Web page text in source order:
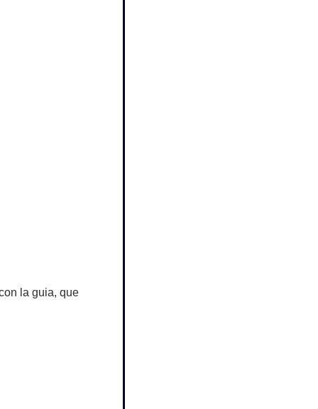
la guia, que